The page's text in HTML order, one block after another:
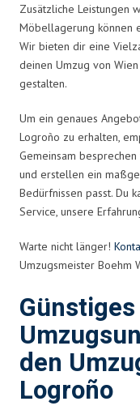
Zusätzliche Leistungen
Möbellagerung können
Wir bieten dir eine
deinen Umzug von
gestalten.
Um ein genaues
Logroño zu erhalten,
Gemeinsam
und erstellen ein
Bedürfnissen passt. Du
Service, unsere
Warte nicht länger!
Umzugsmeister Boehm
Günstiges
den
Logroño